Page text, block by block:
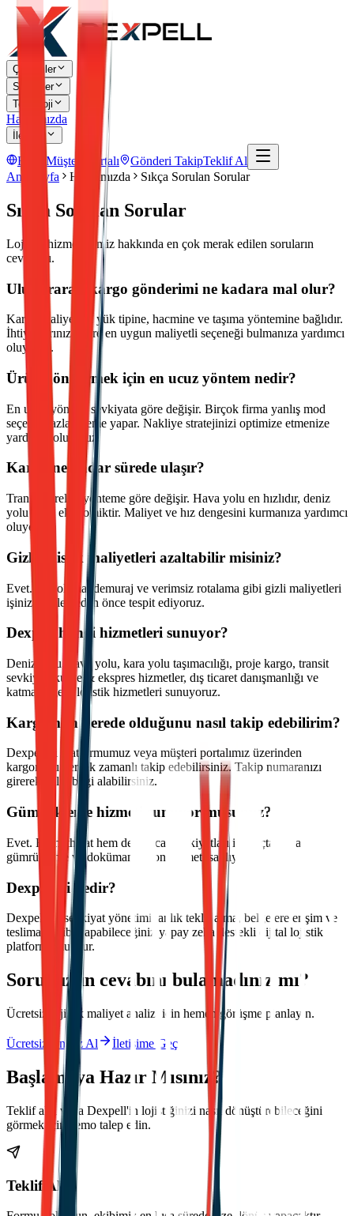
Çözümler
Sektörler
Teknoloji
Hakkımızda
İletişim
EN Müşteri Portalı Gönderi TakipTeklif Al
Ana Sayfa
Hakkımızda Sıkça Sorulan Sorular
Sıkça Sorulan Sorular
Lojistik hizmetlerimiz hakkında en çok merak edilen soruların
cevapları.
Uluslararası kargo gönderimi ne kadara mal olur?
Kargo maliyetleri yük tipine, hacmine ve taşıma yöntemine bağlıdır.
İhtiyaçlarınıza göre en uygun maliyetli seçeneği bulmanıza yardımcı
oluyoruz.
Ürün göndermek için en ucuz yöntem nedir?
En ucuz yöntem sevkiyata göre değişir. Birçok firma yanlış mod
seçerek fazla ödeme yapar. Nakliye stratejinizi optimize etmenize
yardımcı oluyoruz.
Kargo ne kadar sürede ulaşır?
Transit süreleri yönteme göre değişir. Hava yolu en hızlıdır, deniz
yolu daha ekonomiktir. Maliyet ve hız dengesini kurmanıza yardımcı
oluyoruz.
Gizli lojistik maliyetleri azaltabilir misiniz?
Evet. Depolama, demuraj ve verimsiz rotalama gibi gizli maliyetleri
işinizi etkilemeden önce tespit ediyoruz.
Dexpell hangi hizmetleri sunuyor?
Deniz yolu, hava yolu, kara yolu taşımacılığı, proje kargo, transit
sevkiyat, kurye & ekspres hizmetler, dış ticaret danışmanlığı ve
katma değerli lojistik hizmetleri sunuyoruz.
Kargomun nerede olduğunu nasıl takip edebilirim?
Dexpell.ai platformumuz veya müşteri portalımız üzerinden
kargonuzu gerçek zamanlı takip edebilirsiniz. Takip numaranızı
girerek anlık bilgi alabilirsiniz.
Gümrükleme hizmeti sunuyor musunuz?
Evet. Hem ithalat hem de ihracat sevkiyatları için uçtan uca
gümrükleme ve dokümantasyon hizmeti sağlıyoruz.
Dexpell.ai nedir?
Dexpell.ai, sevkiyat yönetimi, anlık teklif alma, belgelere erişim ve
teslimat takibi yapabileceğiniz yapay zeka destekli dijital lojistik
platformumuzdur.
Sorunuzun cevabını bulamadınız mı?
Ücretsiz lojistik maliyet analizi için hemen görüşme planlayın.
Ücretsiz Analiz Al İletişime Geç
Başlamaya Hazır Mısınız?
Teklif alın veya Dexpell'in lojistiğinizi nasıl dönüştürebileceğini
görmek için demo talep edin.
Teklif Al